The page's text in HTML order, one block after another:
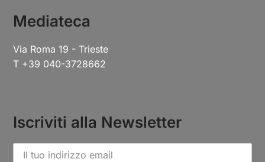
Mediateca
Via Roma 19 - Trieste
T +39 040-3728662
Iscriviti alla Newsletter